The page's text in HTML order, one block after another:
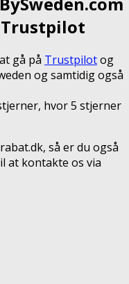
gå på Trustpilotog
og samtidig også
hvor 5 stjerner
så er du også
at kontakte os via